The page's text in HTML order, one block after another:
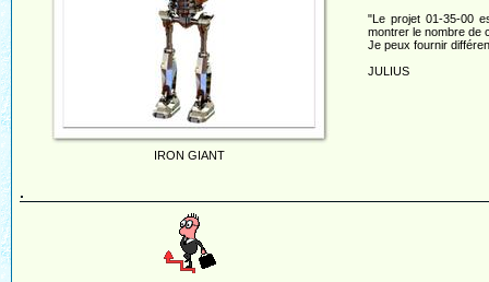
IRON GIANT
"Le projet 01-35-00
montrer le nombre de
Je peux fournir
JULIUS
.